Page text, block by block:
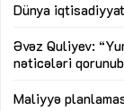
Dünya
Əvəz Quliyev:
nəticələri
Maliyyə